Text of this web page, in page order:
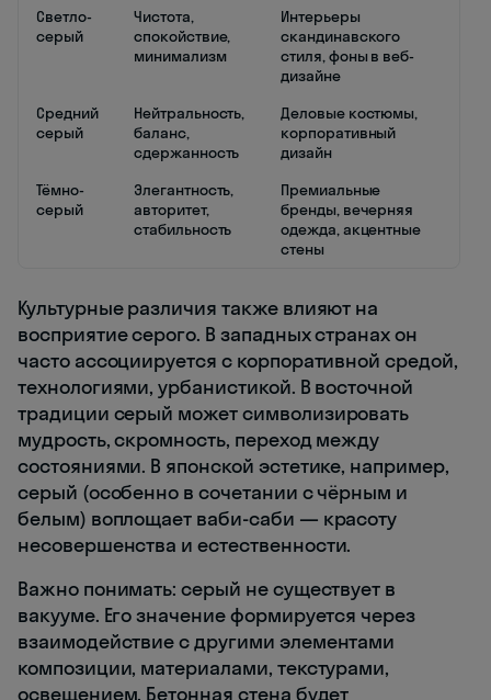
Светло-
серый
Чистота,
спокойствие,
минимализм
Интерьеры
скандинавского
стиля, фоны в веб-
дизайне
Средний
серый
Нейтральность,
баланс,
сдержанность
Деловые костюмы,
корпоративный
дизайн
Тёмно-
серый
Элегантность,
авторитет,
стабильность
Премиальные
бренды, вечерняя
одежда, акцентные
стены
Культурные различия также влияют на
восприятие серого. В западных странах он
часто ассоциируется с корпоративной средой,
технологиями, урбанистикой. В восточной
традиции серый может символизировать
мудрость, скромность, переход между
состояниями. В японской эстетике, например,
серый (особенно в сочетании с чёрным и
белым) воплощает ваби-саби — красоту
несовершенства и естественности.
Важно понимать: серый не существует в
вакууме. Его значение формируется через
взаимодействие с другими элементами
композиции, материалами, текстурами,
освещением. Бетонная стена будет